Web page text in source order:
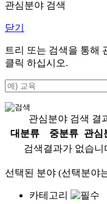
관심분야 검색
닫기
트리 또는 검색을 통해
클릭 하십시오.
관심분야 검색 결
대분류
중분류
관심
검색결과가 없습니
선택된 분야 (선택분야
카테고리